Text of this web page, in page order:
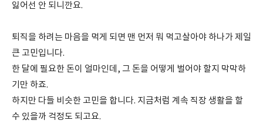
잃어선 안 되니깐요.
퇴직을 하려는 마음을 먹게 되면 맨 먼저 뭐 먹고살아야 하나가 제일
큰 고민입니다.
한 달에 필요한 돈이 얼마인데, 그 돈을 어떻게 벌어야 할지 막막하
기만 하죠.
하지만 다들 비슷한 고민을 합니다. 지금처럼 계속 직장 생활을 할
수 있을까 걱정도 되고요.